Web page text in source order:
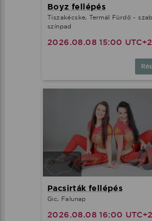
Boyz fellépés
Tiszakécske, Termál Fürdő -
színpad
2026.08.08 15:00 UTC+2
Pacsirták fellépés
Gic, Falunap
2026.08.08 16:00 UTC+2